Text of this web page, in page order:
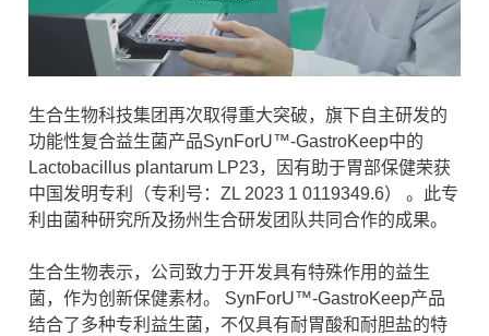
生合生物科技集团再次取得重大突破，旗下自主研发的
功能性复合益生菌产品SynForU™-GastroKeep中的
Lactobacillus plantarum LP23，因有助于胃部保健荣获
中国发明专利（专利号：ZL 2023 1 0119349.6） 。此专
利由菌种研究所及扬州生合研发团队共同合作的成果。
生合生物表示，公司致力于开发具有特殊作用的益生
菌，作为创新保健素材。 SynForU™-GastroKeep产品
结合了多种专利益生菌，不仅具有耐胃酸和耐胆盐的特